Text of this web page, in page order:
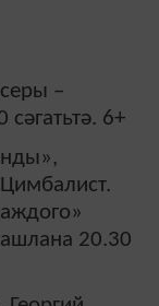
–
6+
20.30